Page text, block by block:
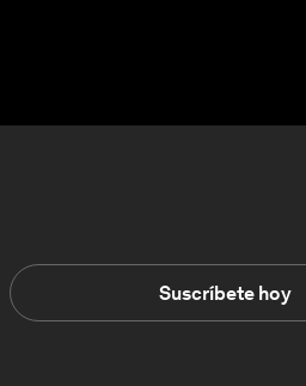
Suscríbete hoy